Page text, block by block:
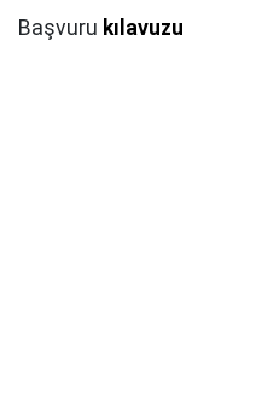
Başvuru kılavuzu